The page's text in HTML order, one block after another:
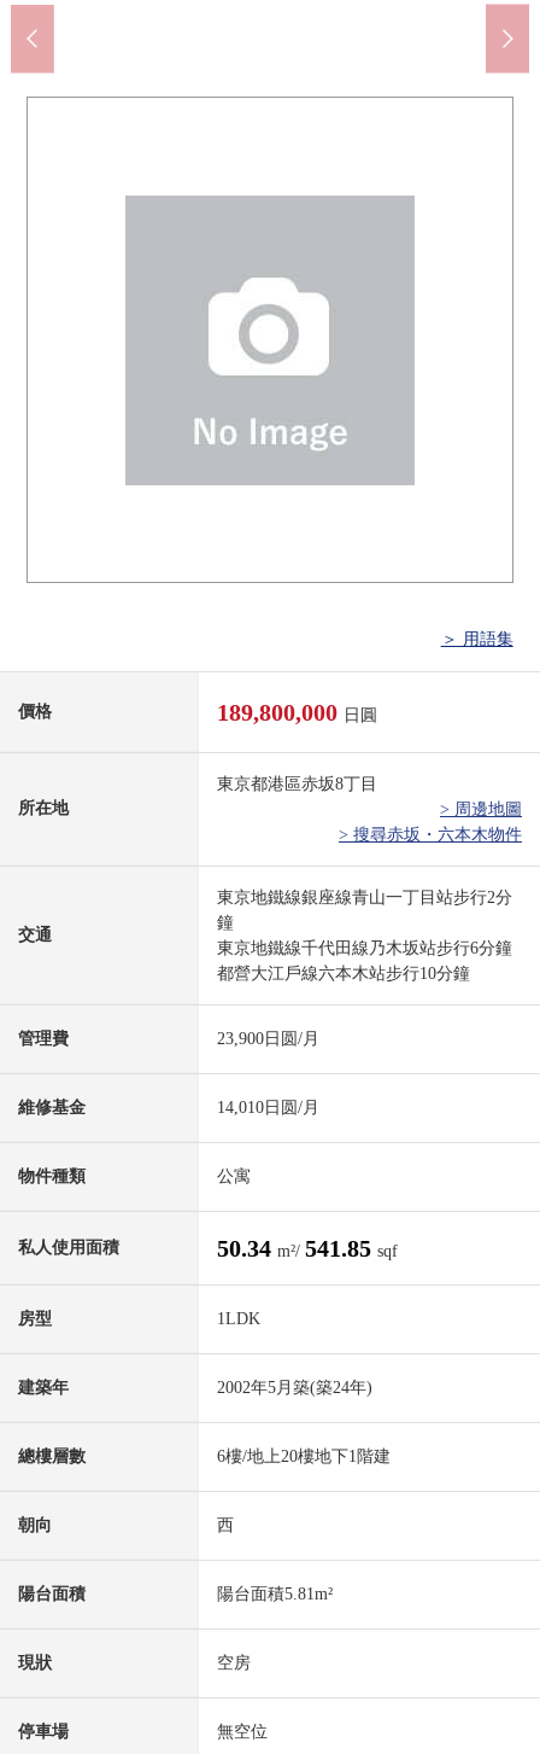
＞ 用語集
價格 189,800,000 日圓
所在地
東京都港區赤坂8丁目
> 周邊地圖
> 搜尋赤坂・六本木物件
交通
東京地鐵線銀座線青山一丁目站步行2分
鐘
東京地鐵線千代田線乃木坂站步行6分鐘
都營大江戶線六本木站步行10分鐘
管理費 23,900日圆/月
維修基金 14,010日圆/月
物件種類 公寓
私人使用面積 50.34 m²/ 541.85 sqf
房型 1LDK
建築年 2002年5月築(築24年)
總樓層數 6樓/地上20樓地下1階建
朝向 西
陽台面積 陽台面積5.81m²
現狀 空房
停車場 無空位